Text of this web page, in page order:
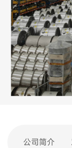
公司简介